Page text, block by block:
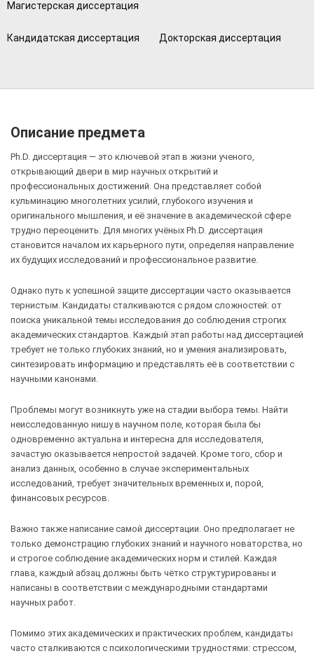
Магистерская диссертация
Кандидатская диссертация Докторская диссертация
Описание предмета
Ph.D. диссертация — это ключевой этап в жизни ученого,
открывающий двери в мир научных открытий и
профессиональных достижений. Она представляет собой
кульминацию многолетних усилий, глубокого изучения и
оригинального мышления, и её значение в академической сфере
трудно переоценить. Для многих учёных Ph.D. диссертация
становится началом их карьерного пути, определяя направление
их будущих исследований и профессиональное развитие.
Однако путь к успешной защите диссертации часто оказывается
тернистым. Кандидаты сталкиваются с рядом сложностей: от
поиска уникальной темы исследования до соблюдения строгих
академических стандартов. Каждый этап работы над диссертацией
требует не только глубоких знаний, но и умения анализировать,
синтезировать информацию и представлять её в соответствии с
научными канонами.
Проблемы могут возникнуть уже на стадии выбора темы. Найти
неисследованную нишу в научном поле, которая была бы
одновременно актуальна и интересна для исследователя,
зачастую оказывается непростой задачей. Кроме того, сбор и
анализ данных, особенно в случае экспериментальных
исследований, требует значительных временных и, порой,
финансовых ресурсов.
Важно также написание самой диссертации. Оно предполагает не
только демонстрацию глубоких знаний и научного новаторства, но
и строгое соблюдение академических норм и стилей. Каждая
глава, каждый абзац должны быть чётко структурированы и
написаны в соответствии с международными стандартами
научных работ.
Помимо этих академических и практических проблем, кандидаты
часто сталкиваются с психологическими трудностями: стрессом,